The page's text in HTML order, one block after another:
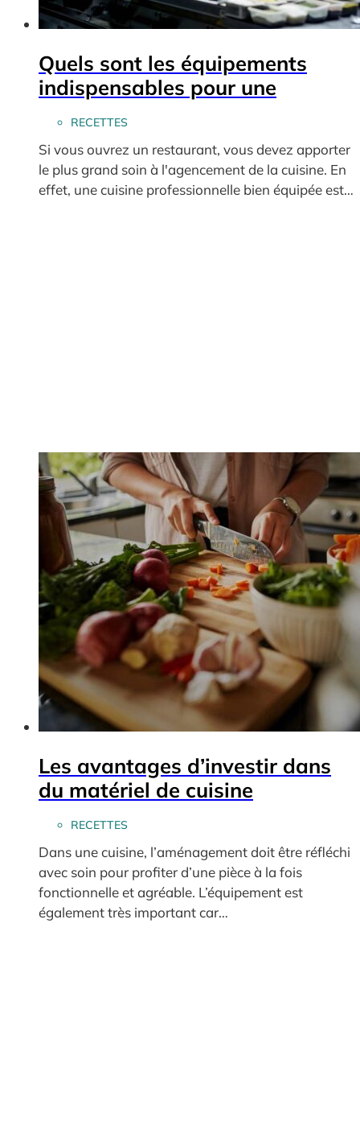
Quels sont les équipements
indispensables pour une
RECETTES
Si vous ouvrez un restaurant, vous devez apporter
le plus grand soin à l'agencement de la cuisine. En
effet, une cuisine professionnelle bien équipée est…
Les avantages d’investir dans
du matériel de cuisine
RECETTES
Dans une cuisine, l’aménagement doit être réfléchi
avec soin pour profiter d’une pièce à la fois
fonctionnelle et agréable. L’équipement est
également très important car…